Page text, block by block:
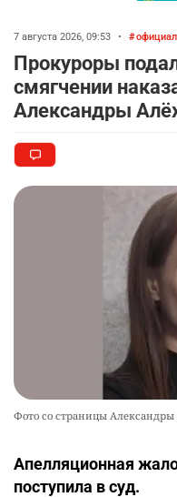
7 августа 2026, 09:53 •
Прокуроры
смягчении
Александры
Фото со страницы Александры
Апелляционная
поступила в суд.